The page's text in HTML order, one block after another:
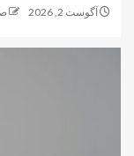
آگوست 2, 2026